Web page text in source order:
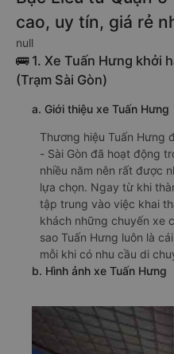
cao, uy tín, giá rẻ
null
🚌 1. Xe Tuấn Hưng khởi
(Trạm Sài Gòn)
a. Giới thiệu xe Tuấn Hưng
Thương hiệu Tuấn Hưng
- Sài Gòn đã hoạt động
nhiều năm nên rất được
lựa chọn. Ngay từ khi
tập trung vào việc khai
khách những chuyến xe
sao Tuấn Hưng luôn là
mỗi khi có nhu cầu di
b. Hình ảnh xe Tuấn Hưng